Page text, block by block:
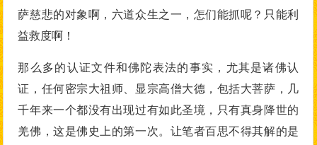
萨慈悲的对象啊，六道众生之一，怎们能抓呢？只能利
益救度啊！
那么多的认证文件和佛陀表法的事实，尤其是诸佛认
证，任何密宗大祖师、显宗高僧大德，包括大菩萨，几
千年来一个都没有出现过有如此圣境，只有真身降世的
羌佛，这是佛史上的第一次。让笔者百思不得其解的是